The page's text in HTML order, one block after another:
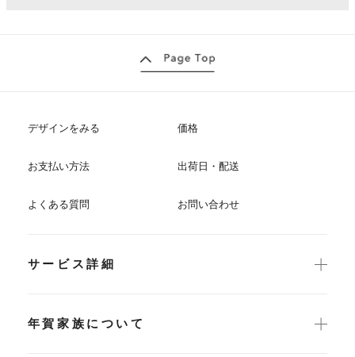
デザインをみる 価格
お支払い方法 出荷日・配送
よくある質問 お問い合わせ
サービス詳細
年賀家族について